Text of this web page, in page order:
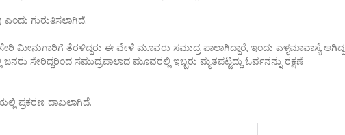
ಗುರುತಿಸಲಾಗಿದೆ.
ತೆರಳಿದ್ದರು ಈ ವೇಳೆ ಮೂವರು ಸಮುದ್ರ ಪಾಲಾಗಿದ್ದಾರೆ, ಇಂದು ಎಳ್ಳಮಾವಾಸ್ಯೆ ಆಗಿದ್ದ
ಸೇರಿದ್ದರಿಂದ ಸಮುದ್ರಪಾಲಾದ ಮೂವರಲ್ಲಿ ಇಬ್ಬರು ಮೃತಪಟ್ಟಿದ್ದು ಓರ್ವನನ್ನು ರಕ್ಷಣೆ
ಪ್ರಕರಣ ದಾಖಲಾಗಿದೆ.